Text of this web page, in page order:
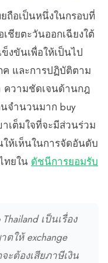
ถือเป็นหนึ่งในกรอบที่
ชียตะวันออกเฉียงใต้
งขันเพื่อให้เป็นไป
และการปฏิบัติตาม
ความชัดเจนด้านกฎ
จำนวนมาก buy
าเต็มใจที่จะมีส่วนร่วม
ห้เห็นในการจัดอันดับ
ทยใน ดัชนีการยอมรับ
เป็นเรื่อง
ให้ exchange
ะต้องเสียภาษีเงิน